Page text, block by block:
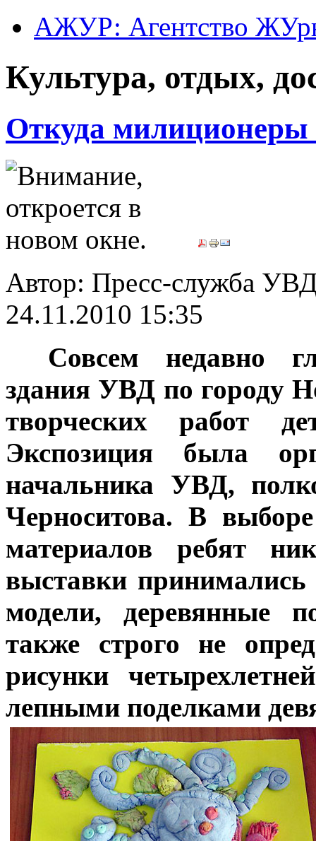
АЖУР: Агентство
Культура, отдых,
Откуда
Автор: Пресс-служба
24.11.2010 15:35
Совсем недавно
здания УВД по городу
творческих работ
Экспозиция была
начальника УВД,
Черноситова. В
материалов ребят
выставки
модели, деревянные
также строго не
рисунки
лепными поделками